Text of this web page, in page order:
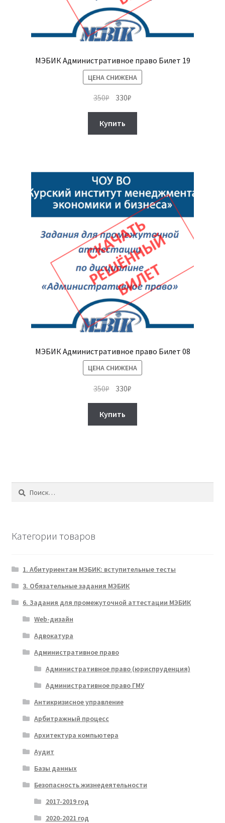
МЭБИК Административное право Билет 19
ЦЕНА СНИЖЕНА
350₽ Первоначальная
цена
составляла
350₽.
330₽
цена:
Купить
МЭБИК Административное право Билет 08
ЦЕНА СНИЖЕНА
350₽ Первоначальная
составляла
350₽.
330₽
Купить
Найти:
Категории товаров
1. Абитуриентам МЭБИК: вступительные тесты
3. Обязательные задания МЭБИК
6. Задания для промежуточной аттестации МЭБИК
Web-дизайн
Адвокатура
Административное право
Административное право (юриспруденция)
Административное право ГМУ
Антикризисное управление
Арбитражный процесс
Архитектура компьютера
Аудит
Базы данных
Безопасность жизнедеятельности
2017-2019 год
2020-2021 год